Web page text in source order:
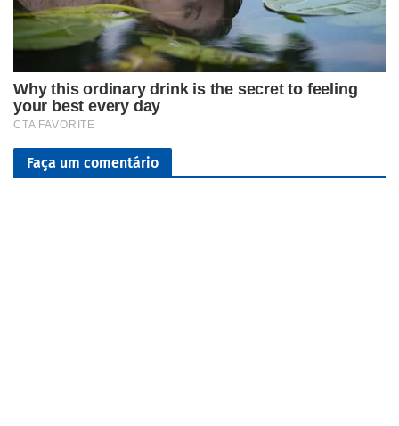
Faça um comentário